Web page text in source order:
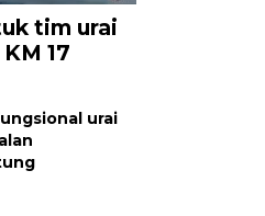
tim urai
17
urai